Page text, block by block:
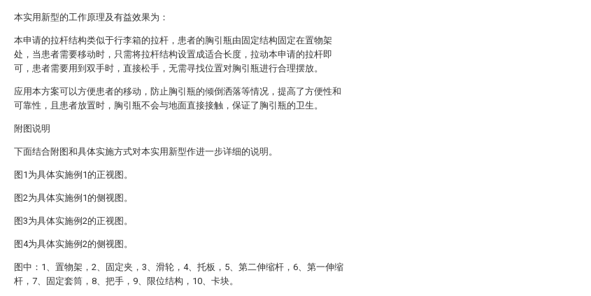
本实用新型的工作原理及有益效果为：
本申请的拉杆结构类似于行李箱的拉杆，患者的胸引瓶由固定结构固定在置物架
处，当患者需要移动时，只需将拉杆结构设置成适合长度，拉动本申请的拉杆即
可，患者需要用到双手时，直接松手，无需寻找位置对胸引瓶进行合理摆放。
应用本方案可以方便患者的移动，防止胸引瓶的倾倒洒落等情况，提高了方便性和
可靠性，且患者放置时，胸引瓶不会与地面直接接触，保证了胸引瓶的卫生。
附图说明
下面结合附图和具体实施方式对本实用新型作进一步详细的说明。
图1为具体实施例1的正视图。
图2为具体实施例1的侧视图。
图3为具体实施例2的正视图。
图4为具体实施例2的侧视图。
图中：1、置物架，2、固定夹，3、滑轮，4、托板，5、第二伸缩杆，6、第一伸缩
杆，7、固定套筒，8、把手，9、限位结构，10、卡块。